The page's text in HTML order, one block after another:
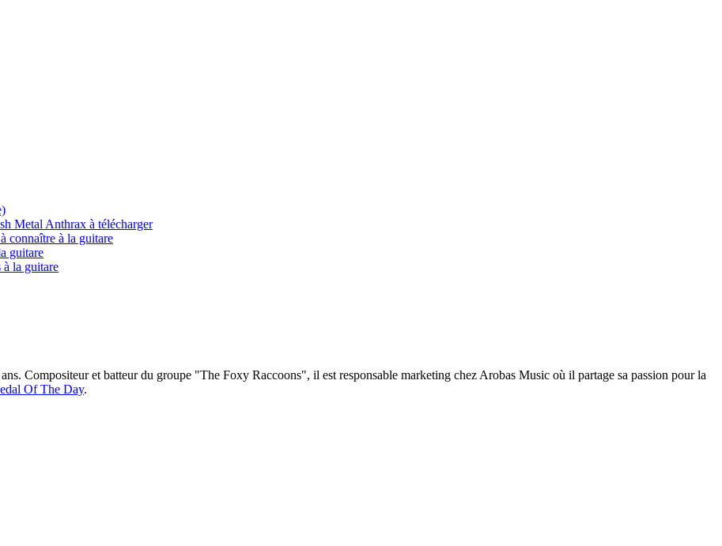
Metal Anthrax à télécharger
à la guitare
guitare
la guitare
Compositeur et batteur du groupe "The Foxy Raccoons", il est responsable marketing chez Arobas Music où il partage sa passion pour la
Of The Day.